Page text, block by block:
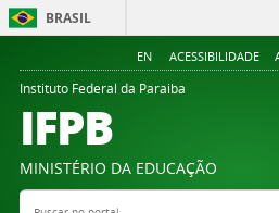
BRASIL
EN ACESSIBILIDADE
Instituto Federal da Paraiba
IFPB
MINISTÉRIO DA EDUCAÇÃO
Buscar no portal